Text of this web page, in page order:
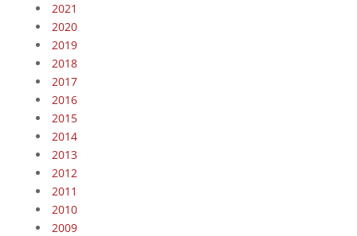
2021
2020
2019
2018
2017
2016
2015
2014
2013
2012
2011
2010
2009